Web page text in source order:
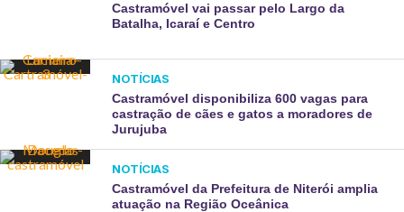
Castramóvel vai passar pelo Largo da
Batalha, Icaraí e Centro
NOTÍCIAS
Castramóvel disponibiliza 600 vagas para
castração de cães e gatos a moradores de
Jurujuba
NOTÍCIAS
Castramóvel da Prefeitura de Niterói amplia
atuação na Região Oceânica